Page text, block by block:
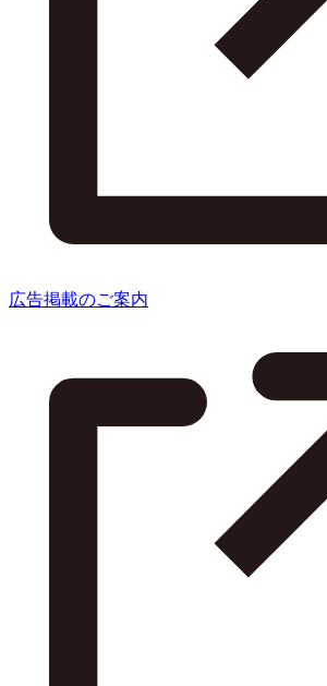
広告掲載のご案内